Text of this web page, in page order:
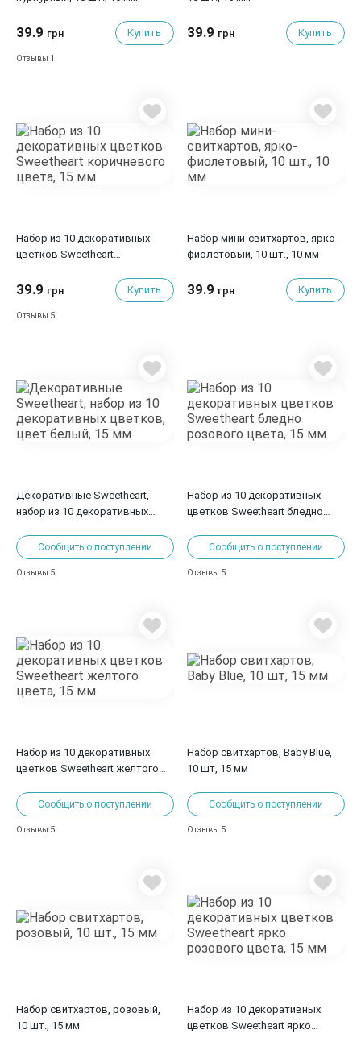
39.9 грн Купить
Отзывы 1
39.9 грн Купить
Набор из 10 декоративных
цветков Sweetheart
39.9 грн Купить
Отзывы 5
Набор мини-свитхартов, ярко-
фиолетовый, 10 шт., 10 мм
39.9 грн Купить
Декоративные Sweetheart,
набор из 10 декоративных
Сообщить о поступлении
Отзывы 5
Набор из 10 декоративных
цветков Sweetheart бледно
Сообщить о поступлении
Отзывы 5
Набор из 10 декоративных
цветков Sweetheart желтого
Сообщить о поступлении
Отзывы 5
Набор свитхартов, Baby Blue,
10 шт, 15 мм
Сообщить о поступлении
Отзывы 5
Набор свитхартов, розовый,
10 шт., 15 мм
Набор из 10 декоративных
цветков Sweetheart ярко